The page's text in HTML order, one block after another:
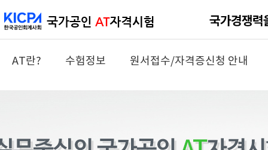
AT란? 수험정보 원서접수/자격증신청 안내